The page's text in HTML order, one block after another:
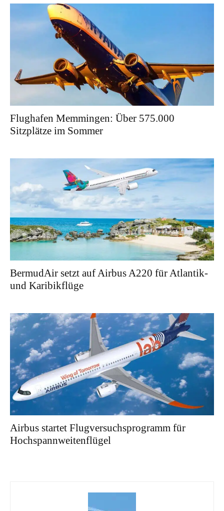
Flughafen Memmingen: Über 575.000
Sitzplätze im Sommer
BermudAir setzt auf Airbus A220 für Atlantik-
und Karibikflüge
Airbus startet Flugversuchsprogramm für
Hochspannweitenflügel